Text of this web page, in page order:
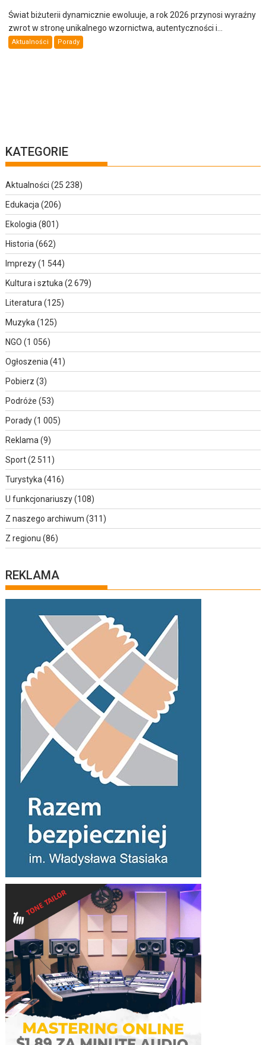
Świat biżuterii dynamicznie ewoluuje, a rok 2026 przynosi wyraźny
zwrot w stronę unikalnego wzornictwa, autentyczności i...
Aktualności Porady
KATEGORIE
Aktualności (25 238)
Edukacja (206)
Ekologia (801)
Historia (662)
Imprezy(1 544)
Kultura i sztuka (2 679)
Literatura (125)
Muzyka (125)
NGO (1 056)
Ogłoszenia (41)
Pobierz (3)
Podróże (53)
Porady(1 005)
Reklama (9)
Sport(2 511)
Turystyka (416)
U funkcjonariuszy(108)
Z naszego archiwum (311)
Z regionu (86)
REKLAMA